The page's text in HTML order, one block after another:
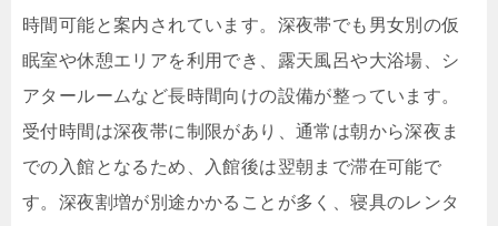
時間可能と案内されています。深夜帯でも男女別の仮
眠室や休憩エリアを利用でき、露天風呂や大浴場、シ
アタールームなど長時間向けの設備が整っています。
受付時間は深夜帯に制限があり、通常は朝から深夜ま
での入館となるため、入館後は翌朝まで滞在可能で
す。深夜割増が別途かかることが多く、寝具のレンタ